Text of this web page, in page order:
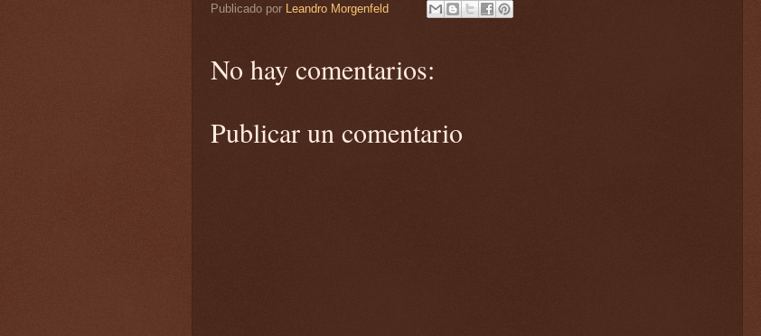
Publicado por Leandro Morgenfeld
No hay comentarios:
Publicar un comentario